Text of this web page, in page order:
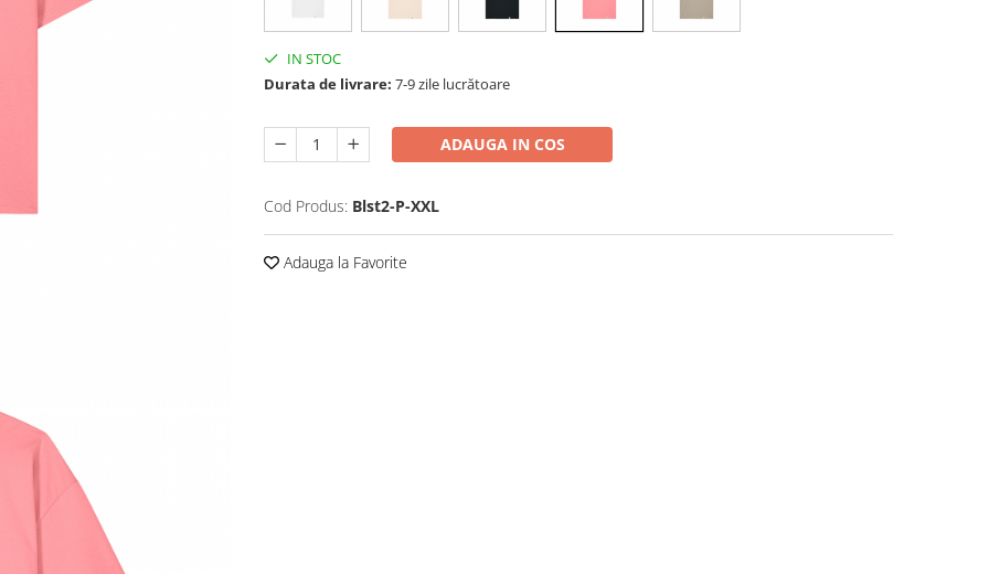
IN STOC
Durata de livrare: 7-9 zile lucrătoare
ADAUGA IN COS
Cod Produs: Blst2-P-XXL
Adauga la Favorite